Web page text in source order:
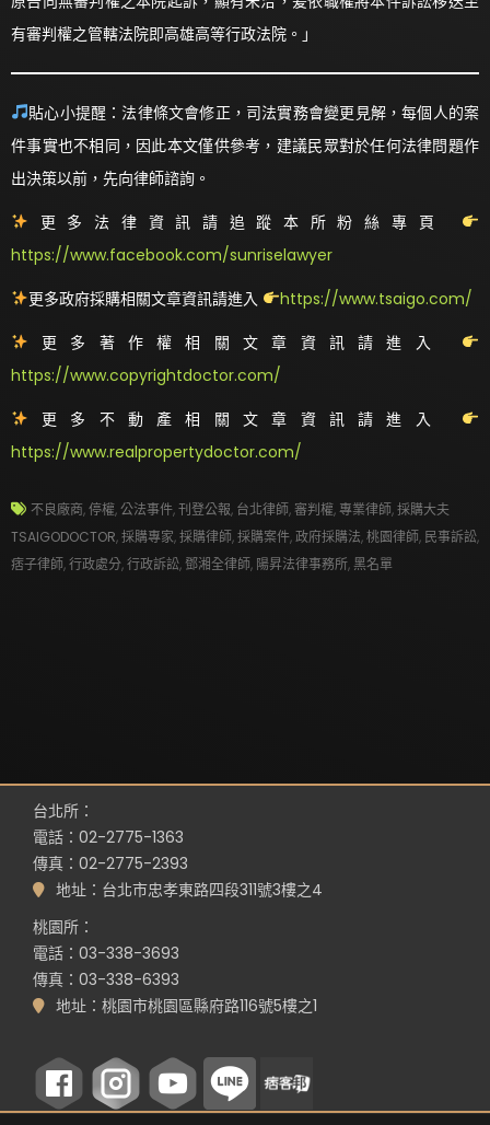
有審判權之管轄法院即高雄高等行政法院。」
貼心小提醒：法律條文會修正，司法實務會變更見解，每個人的案
件事實也不相同，因此本文僅供參考，建議民眾對於任何法律問題作
出決策以前，先向律師諮詢。
更多法律資訊請追蹤本所粉絲專頁
https://www.facebook.com/sunriselawyer
更多政府採購相關文章資訊請進入
https://www.tsaigo.com/
更多著作權相關文章資訊請進入
https://www.copyrightdoctor.com/
更多不動產相關文章資訊請進入
https://www.realpropertydoctor.com/
不良廠商,停權,公法事件,刊登公報, 台北律師,審判權,專業律師,採購大夫
TSAIGODOCTOR,採購專家,採購律師,採購案件,政府採購法,桃園律師, 民事訴訟,
痞子律師,行政處分,行政訴訟, 鄧湘全律師, 陽昇法律事務所,黑名單
台北所：
電話：02-2775-1363
傳真：02-2775-2393
地址：台北市忠孝東路四段311號3樓之4
桃園所：
電話：03-338-3693
傳真：03-338-6393
地址：桃園市桃園區縣府路116號5樓之1